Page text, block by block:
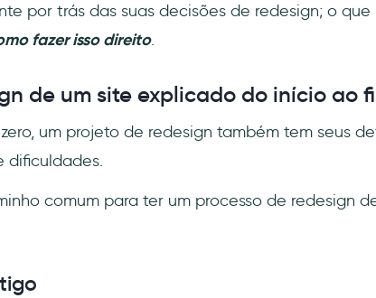
por trás das suas decisões de redesign; o
fazer isso direito.
de um site explicado do início ao
um projeto de redesign também tem seus
dificuldades.
comum para ter um processo de redesign